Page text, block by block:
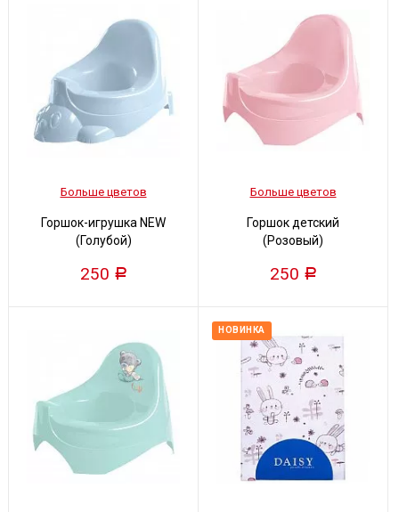
Больше цветов
Горшок-игрушка NEW
(Голубой)
250 Р
Больше цветов
Горшок детский
(Розовый)
250 Р
НОВИНКА